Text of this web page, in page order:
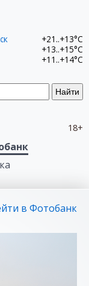
Найти
+21..+13°C
+13..+15°C
+11..+14°C
18+
в Фотобанк